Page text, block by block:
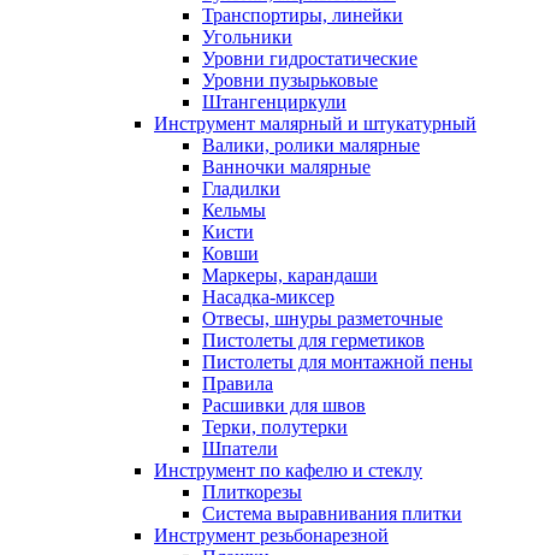
Транспортиры, линейки
Угольники
Уровни гидростатические
Уровни пузырьковые
Штангенциркули
Инструмент малярный и штукатурный
Валики, ролики малярные
Ванночки малярные
Гладилки
Кельмы
Кисти
Ковши
Маркеры, карандаши
Насадка-миксер
Отвесы, шнуры разметочные
Пистолеты для герметиков
Пистолеты для монтажной пены
Правила
Расшивки для швов
Терки, полутерки
Шпатели
Инструмент по кафелю и стеклу
Плиткорезы
Система выравнивания плитки
Инструмент резьбонарезной